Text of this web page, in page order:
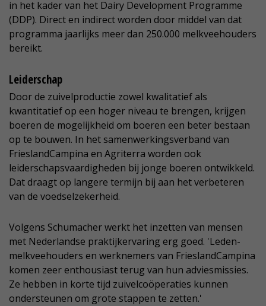
in het kader van het Dairy Development Programme
(DDP). Direct en indirect worden door middel van dat
programma jaarlijks meer dan 250.000 melkveehouders
bereikt.
Leiderschap
Door de zuivelproductie zowel kwalitatief als
kwantitatief op een hoger niveau te brengen, krijgen
boeren de mogelijkheid om boeren een beter bestaan
op te bouwen. In het samenwerkingsverband van
FrieslandCampina en Agriterra worden ook
leiderschapsvaardigheden bij jonge boeren ontwikkeld.
Dat draagt op langere termijn bij aan het verbeteren
van de voedselzekerheid.
Volgens Schumacher werkt het inzetten van mensen
met Nederlandse praktijkervaring erg goed. 'Leden-
melkveehouders en werknemers van FrieslandCampina
komen zeer enthousiast terug van hun adviesmissies.
Ze hebben in korte tijd zuivelcoöperaties kunnen
ondersteunen om grote stappen te zetten.'